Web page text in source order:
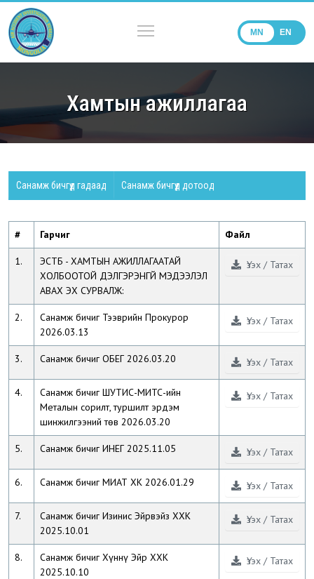
MN EN
Хамтын ажиллагаа
Санамж бичгүүд гадаад Санамж бичгүүд дотоод
# Гарчиг Файл
1.
ЭСТБ - ХАМТЫН АЖИЛЛАГААТАЙ
ХОЛБООТОЙ ДЭЛГЭРЭНГҮЙ МЭДЭЭЛЭЛ
АВАХ ЭХ СУРВАЛЖ:
Үзэх / Татах
2.
Санамж бичиг Тээврийн Прокурор
2026.03.13
Үзэх / Татах
3. Санамж бичиг ОБЕГ 2026.03.20 Үзэх / Татах
4.
Санамж бичиг ШУТИС-МИТС-ийн
Металын сорилт, туршилт эрдэм
шинжилгээний төв 2026.03.20
Үзэх / Татах
5. Санамж бичиг ИНЕГ 2025.11.05 Үзэх / Татах
6. Санамж бичиг МИАТ ХК 2026.01.29 Үзэх / Татах
7.
Санамж бичиг Изинис Эйрвэйз ХХК
2025.10.01
Үзэх / Татах
8.
Санамж бичиг Хүннү Эйр ХХК
2025.10.10
Үзэх / Татах